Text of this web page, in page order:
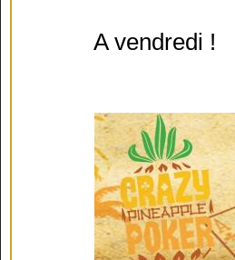
A vendredi !